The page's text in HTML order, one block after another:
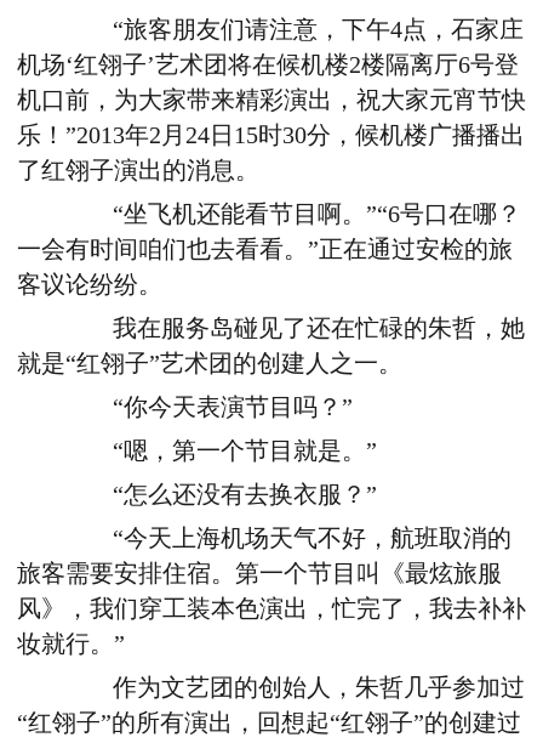
“旅客朋友们请注意，下午4点，石家庄
机场‘红翎子’艺术团将在候机楼2楼隔离厅6号登
机口前，为大家带来精彩演出，祝大家元宵节快
乐！”2013年2月24日15时30分，候机楼广播播出
了红翎子演出的消息。
“坐飞机还能看节目啊。”“6号口在哪？
一会有时间咱们也去看看。”正在通过安检的旅
客议论纷纷。
我在服务岛碰见了还在忙碌的朱哲，她
就是“红翎子”艺术团的创建人之一。
“你今天表演节目吗？”
“嗯，第一个节目就是。”
“怎么还没有去换衣服？”
“今天上海机场天气不好，航班取消的
旅客需要安排住宿。第一个节目叫《最炫旅服
风》，我们穿工装本色演出，忙完了，我去补补
妆就行。”
作为文艺团的创始人，朱哲几乎参加过
“红翎子”的所有演出，回想起“红翎子”的创建过